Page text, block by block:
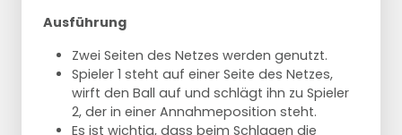
Ausführung
Zwei Seiten des Netzes werden genutzt.
Spieler 1 steht auf einer Seite des Netzes,
wirft den Ball auf und schlägt ihn zu Spieler
2, der in einer Annahmeposition steht.
Es ist wichtig, dass beim Schlagen die